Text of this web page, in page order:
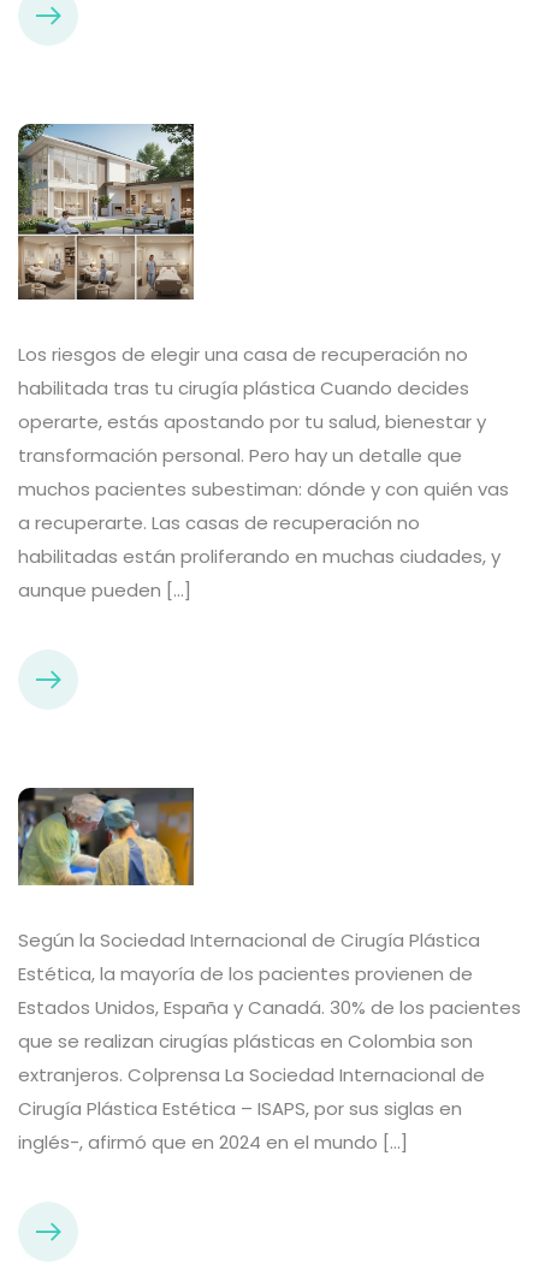
Los riesgos de elegir una casa de recuperación no
habilitada tras tu cirugía plástica Cuando decides
operarte, estás apostando por tu salud, bienestar y
transformación personal. Pero hay un detalle que
muchos pacientes subestiman: dónde y con quién vas
a recuperarte. Las casas de recuperación no
habilitadas están proliferando en muchas ciudades, y
aunque pueden […]
Según la Sociedad Internacional de Cirugía Plástica
Estética, la mayoría de los pacientes provienen de
Estados Unidos, España y Canadá. 30% de los pacientes
que se realizan cirugías plásticas en Colombia son
extranjeros. Colprensa La Sociedad Internacional de
Cirugía Plástica Estética – ISAPS, por sus siglas en
inglés-, afirmó que en 2024 en el mundo […]